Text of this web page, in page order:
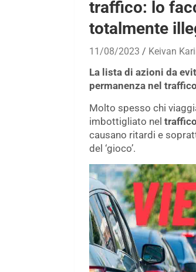
traffico: lo
totalmente
11/08/2023 Keivan
La lista di azioni da
permanenza nel
Molto spesso chi
imbottigliato nel traffico
causano ritardi e
del ‘gioco’.